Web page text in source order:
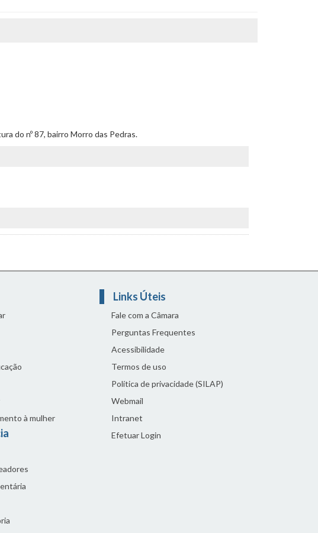
do nº 87, bairro Morro das Pedras.
à mulher
Links Úteis
Fale com a Câmara
Perguntas Frequentes
Acessibilidade
Termos de uso
Política de privacidade (SILAP)
Webmail
Intranet
Efetuar Login